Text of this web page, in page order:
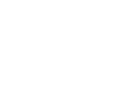
terwijl het
doek is